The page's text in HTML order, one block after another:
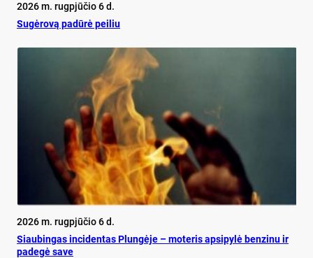
2026 m. rugpjūčio 6 d.
Su­gė­ro­vą pa­dū­rė pei­liu
2026 m. rugpjūčio 6 d.
Siau­bin­gas in­ci­den­tas Plun­gė­je – mo­te­ris ap­si­py­lė ben­zi­nu ir
pa­de­gė sa­ve